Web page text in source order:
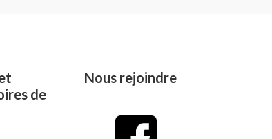
de
Nous rejoindre